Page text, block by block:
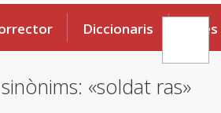
Diccionaris Eines
«soldat ras»